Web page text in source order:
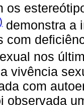
os
demonstra a
com
nos
vivência
com
observada